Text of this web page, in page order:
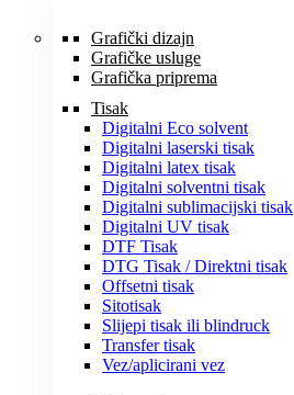
Grafički dizajn
Grafičke usluge
Grafička priprema
Tisak
Digitalni Eco solvent
Digitalni laserski tisak
Digitalni latex tisak
Digitalni solventni tisak
Digitalni sublimacijski tisak
Digitalni UV tisak
DTF Tisak
DTG Tisak / Direktni tisak
Offsetni tisak
Sitotisak
Slijepi tisak ili blindruck
Transfer tisak
Vez/aplicirani vez